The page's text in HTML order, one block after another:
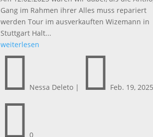
Gang im Rahmen ihrer Alles muss repariert
Tour im ausverkauften Wizemann in Stuttgart
weiterlesen
 
